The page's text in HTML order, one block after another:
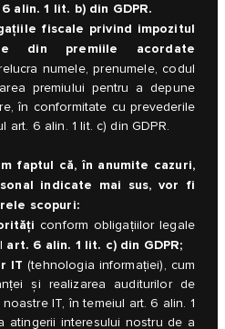
alin. 1 lit. b) din GDPR.
fiscale privind impozitul
din premiile acordate
numele, prenumele, codul
premiului pentru a depune
în conformitate cu prevederile
6 alin. 1 lit. c) din GDPR.
faptul că, în anumite cazuri,
indicate mai sus, vor fi
scopuri:
conform obligațiilor legale
art. 6 alin. 1 lit. c) din GDPR;
IT (tehnologia informației), cum
și realizarea auditurilor de
IT, în temeiul art. 6 alin. 1
atingerii interesului nostru de a